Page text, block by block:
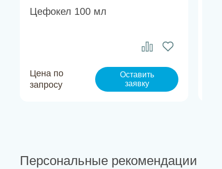
Цефокел 100 мл
Цена по
запросу
Оставить
заявку
Персональные рекомендации